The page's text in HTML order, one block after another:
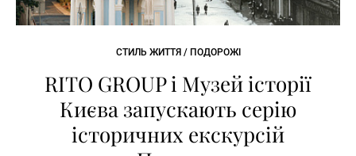
СТИЛЬ ЖИТТЯ / ПОДОРОЖІ
RITO GROUP і Музей історії
Києва запускають серію
історичних екскурсій